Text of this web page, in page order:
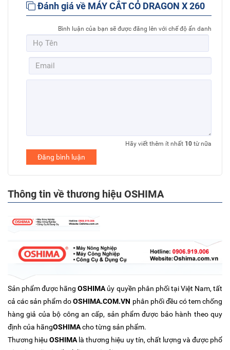
Đánh giá về MÁY CẮT CỎ DRAGON X 260
Bình luận của bạn sẽ được đăng lên với chế độ ẩn danh
Hãy viết thêm ít nhất 10 từ nữa
Đăng bình luận
Thông tin về thương hiệu OSHIMA
Sản phẩm được hãngOSHIMA ủy quyền phân phối tại Việt Nam, tất
cả các sản phẩm doOSHIMA.COM.VN phân phối đều có tem chống
hàng giả của bộ công an cấp, sản phẩm được bảo hành theo quy
định của hãngOSHIMAcho từng sản phẩm.
Thương hiệu OSHIMA là thương hiệu uy tín, chất lượng và được phổ